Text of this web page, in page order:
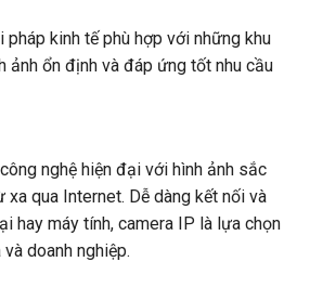
pháp kinh tế phù hợp với những khu
ảnh ổn định và đáp ứng tốt nhu cầu
nghệ hiện đại với hình ảnh sắc
qua Internet. Dễ dàng kết nối và
hay máy tính, camera IP là lựa chọn
doanh nghiệp.